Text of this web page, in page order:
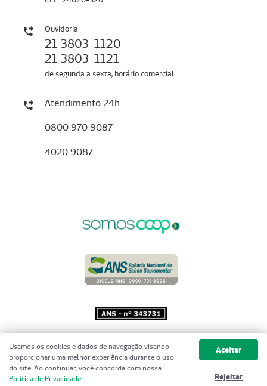
Ouvidoria
21 3803-1120
21 3803-1121
de segunda a sexta, horário comercial
Atendimento 24h
0800 970 9087
4020 9087
Copyright 2001 - 2026 Unimed do
Brasil - Todos os direitos reservados
Usamos os cookies e dados de navegação visando
proporcionar uma melhor experiência durante o uso
do site. Ao continuar, você concorda com nossa
Política de Privacidade.
Aceitar
Rejeitar